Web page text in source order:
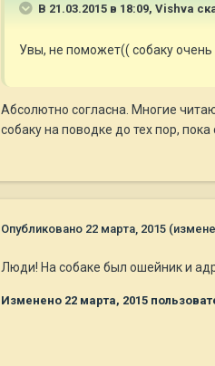
В 21.03.2015 в 18:09, Vishva
Увы, не поможет(( собаку
Абсолютно согласна. Многие
собаку на поводке до тех пор,
Опубликовано 22 марта, 2015
Люди! На собаке был ошейник и
Изменено 22 марта, 2015